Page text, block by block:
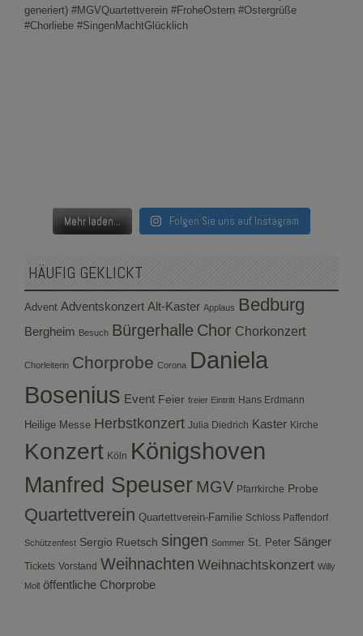
Mehr laden... Folgen Sie uns auf Instagram
HÄUFIG GEKLICKT
Advent Adventskonzert Alt-Kaster Applaus Bedburg
Bergheim Besuch Bürgerhalle Chor Chorkonzert
Chorleiterin Chorprobe Corona Daniela
Bosenius Event Feier freier Eintritt Hans Erdmann
Heilige Messe Herbstkonzert Julia Diedrich Kaster Kirche
Konzert Köln Königshoven
Manfred Speuser MGV Pfarrkirche Probe
Quartettverein Quartettverein-Familie Schloss Paffendorf
Schützenfest Sergio Ruetsch singen Sommer St. Peter Sänger
Tickets Vorstand Weihnachten Weihnachtskonzert Willy
Moll öffentliche Chorprobe